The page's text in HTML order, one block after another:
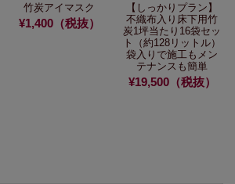
竹炭アイマスク
¥1,400（税抜）
【しっかりプラン】
不織布入り床下用竹
炭1坪当たり16袋セッ
ト（約128リットル）
袋入りで施工もメン
テナンスも簡単
¥19,500（税抜）